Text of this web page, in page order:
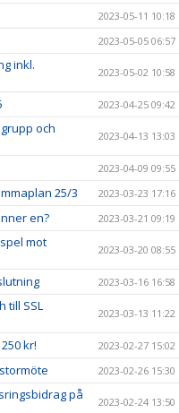
2023-05-11 10:18
2023-05-05 06:57
inkl.
2023-05-02 10:58
2023-04-25 09:42
och
2023-04-13 13:03
2023-04-09 09:55
25/3 2023-03-23 17:16
en? 2023-03-21 09:19
mot
2023-03-20 08:55
2023-03-16 16:58
till SSL
2023-03-13 11:22
kr! 2023-02-27 15:02
2023-02-26 15:30
på
2023-02-24 13:50